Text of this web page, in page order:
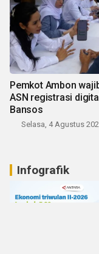
Pemkot Ambon
ASN registrasi
Bansos
Selasa, 4 Agustus
Infografik